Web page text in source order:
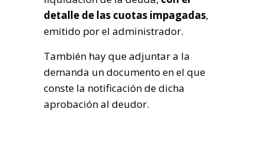
detalle de las cuotas impagadas,
emitido por el administrador.
También hay que adjuntar a la
demanda un documento en el que
conste la notificación de dicha
aprobación al deudor.